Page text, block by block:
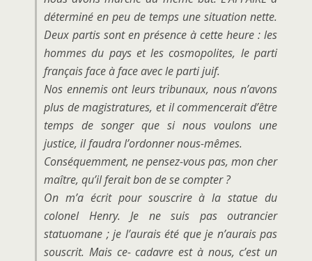
déterminé en peu de temps une situation nette.
Deux partis sont en présence à cette heure : les
hommes du pays et les cosmopolites, le parti
français face à face avec le parti juif.
Nos ennemis ont leurs tribunaux, nous n’avons
plus de magistratures, et il commencerait d’être
temps de songer que si nous voulons une
justice, il faudra l’ordonner nous-mêmes.
Conséquemment, ne pensez-vous pas, mon cher
maître, qu’il ferait bon de se compter ?
On m’a écrit pour souscrire à la statue du
colonel Henry. Je ne suis pas outrancier
statuomane ; je l’aurais été que je n’aurais pas
souscrit. Mais ce- cadavre est à nous, c’est un